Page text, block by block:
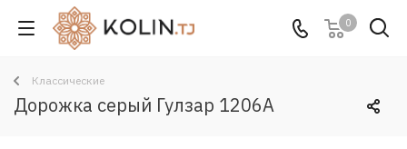
0
Классические
Дорожка серый Гулзар 1206A